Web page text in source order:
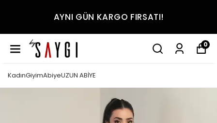
AYNI GÜN KARGO FIRSATI!
0
KadınGiyimAbiyeUZUN ABİYE